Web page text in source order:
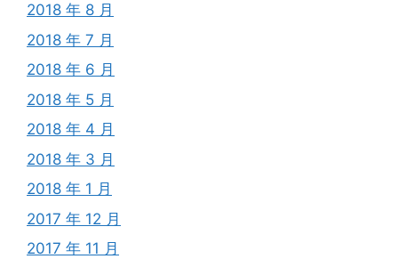
2018 年 8 月
2018 年 7 月
2018 年 6 月
2018 年 5 月
2018 年 4 月
2018 年 3 月
2018 年 1 月
2017 年 12 月
2017 年 11 月